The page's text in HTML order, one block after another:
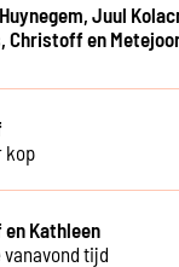
Juul
Christoff en
kop
Kathleen
vanavond tijd